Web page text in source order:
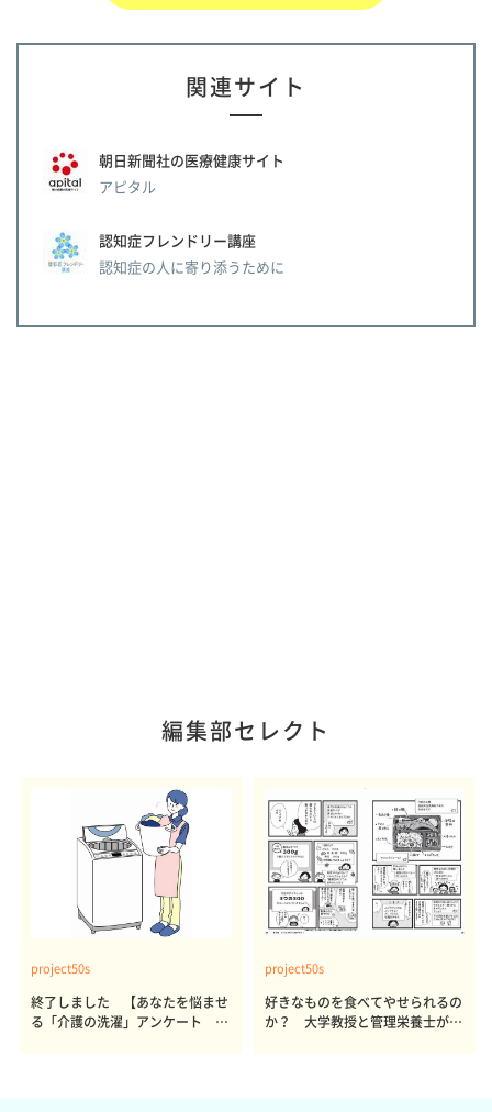
関連サイト
朝日新聞社の医療健康サイト
アピタル
認知症フレンドリー講座
認知症の人に寄り添うために
編集部セレクト
project50s
終了しました 【あなたを悩ませ
る「介護の洗濯」アンケート 体
project50s
好きなものを食べてやせられるの
か？ 大学教授と管理栄養士が出